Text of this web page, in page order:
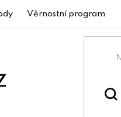
Věrnostní program